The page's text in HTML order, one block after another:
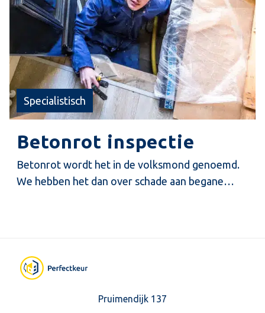
Specialistisch
Betonrot inspectie
Betonrot wordt het in de volksmond genoemd.
We hebben het dan over schade aan begane
Pruimendijk 137